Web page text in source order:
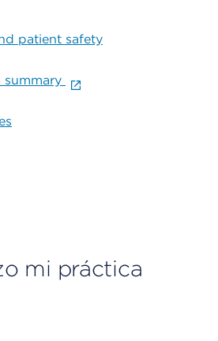
patient safety
summary
mi práctica